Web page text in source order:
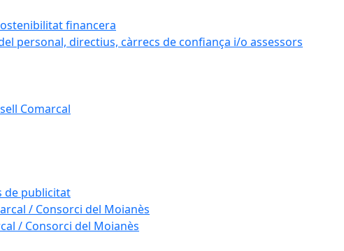
financera
personal, directius, càrrecs de confiança i/o assessors
Comarcal
de publicitat
/ Consorci del Moianès
/ Consorci del Moianès